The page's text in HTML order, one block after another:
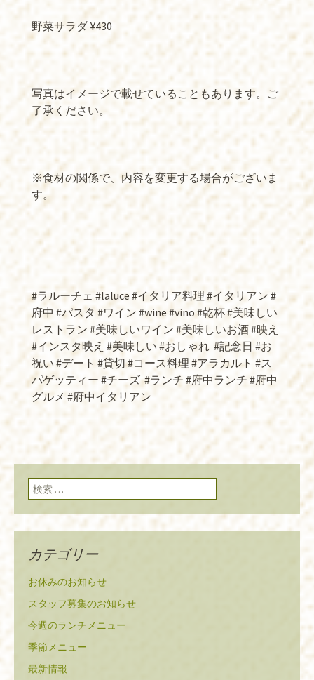
野菜サラダ ¥430
写真はイメージで載せていることもあります。ご
了承ください。
※食材の関係で、内容を変更する場合がございま
す。
#ラルーチェ #laluce #イタリア料理 #イタリアン #
府中 #パスタ #ワイン #wine #vino #乾杯 #美味しい
レストラン #美味しいワイン #美味しいお酒 #映え
#インスタ映え #美味しい #おしゃれ #記念日 #お
祝い #デート #貸切 #コース料理 #アラカルト #ス
パゲッティー #チーズ #ランチ #府中ランチ #府中
グルメ #府中イタリアン
検索:
カテゴリー
お休みのお知らせ
スタッフ募集のお知らせ
今週のランチメニュー
季節メニュー
最新情報